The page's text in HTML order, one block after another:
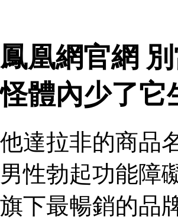
鳳凰網官網
怪體內少了它
他達拉非的商品
男性勃起功能障
旗下最暢銷的品